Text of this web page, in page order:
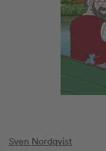
Sven Nordqvist